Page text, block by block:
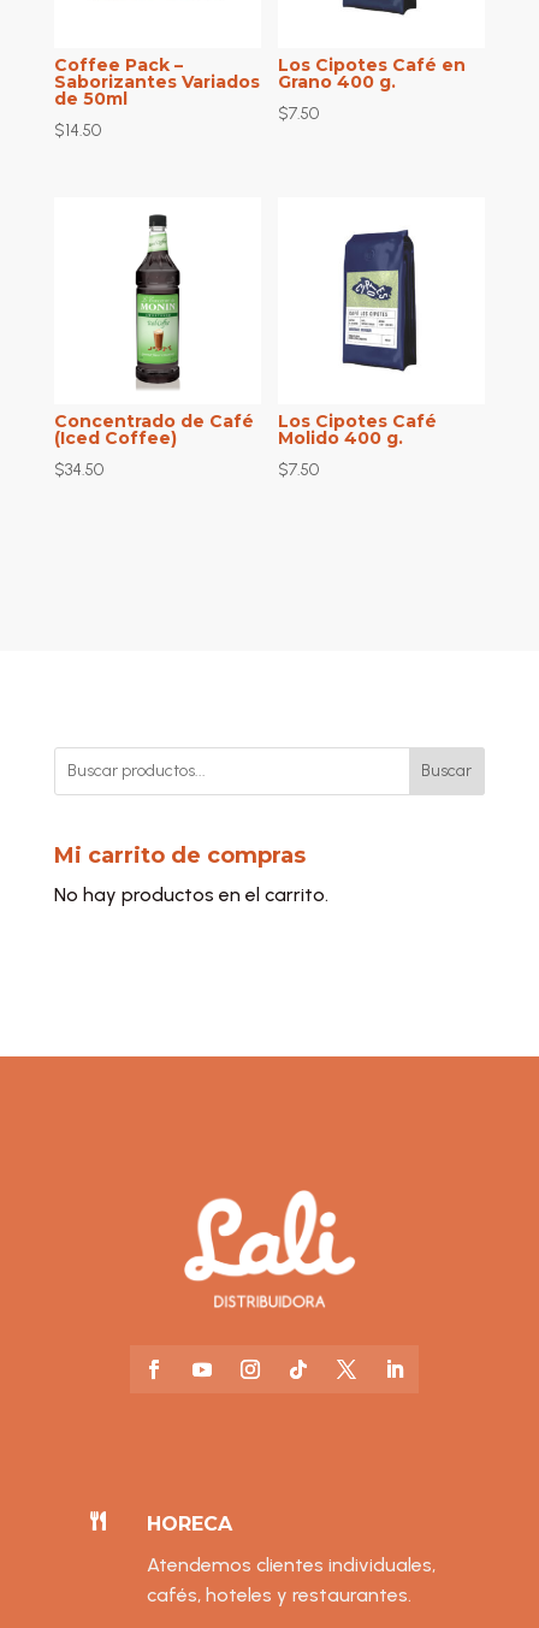
Coffee Pack –
Saborizantes Variados
de 50ml
$14.50
Los Cipotes Café en
Grano 400 g.
$7.50
Concentrado de Café
(Iced Coffee)
$34.50
Los Cipotes Café
Molido 400 g.
$7.50
Buscar
Mi carrito de compras
No hay productos en el carrito.

HORECA
Atendemos clientes individuales,
cafés, hoteles y restaurantes.